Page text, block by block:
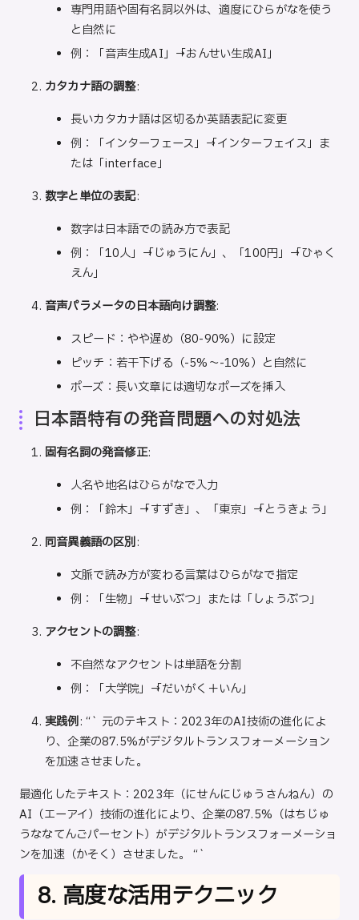
専門用語や固有名詞以外は、適度にひらがなを使う
と自然に
例：「音声生成AI」→「おんせい生成AI」
カタカナ語の調整:
長いカタカナ語は区切るか英語表記に変更
例：「インターフェース」→「インターフェイス」ま
たは「interface」
数字と単位の表記:
数字は日本語での読み方で表記
例：「10人」→「じゅうにん」、「100円」→「ひゃく
えん」
音声パラメータの日本語向け調整:
スピード：やや遅め（80-90%）に設定
ピッチ：若干下げる（-5%〜-10%）と自然に
ポーズ：長い文章には適切なポーズを挿入
日本語特有の発音問題への対処法
固有名詞の発音修正:
人名や地名はひらがなで入力
例：「鈴木」→「すずき」、「東京」→「とうきょう」
同音異義語の区別:
文脈で読み方が変わる言葉はひらがなで指定
例：「生物」→「せいぶつ」または「しょうぶつ」
アクセントの調整:
不自然なアクセントは単語を分割
例：「大学院」→「だいがく＋いん」
実践例: “` 元のテキスト：2023年のAI技術の進化によ
り、企業の87.5%がデジタルトランスフォーメーション
を加速させました。
最適化したテキスト：2023年（にせんにじゅうさんねん）の
AI（エーアイ）技術の進化により、企業の87.5%（はちじゅ
うななてんごパーセント）がデジタルトランスフォーメーショ
ンを加速（かそく）させました。 “`
8. 高度な活用テクニック